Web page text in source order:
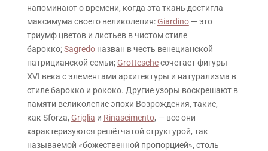
напоминают о времени, когда эта ткань достигла
максимума своего великолепия:Giardino— это
триумф цветов и листьев в чистом стиле
барокко;Sagredoназван в честь венецианской
патрицианской семьи;Grottescheсочетает фигуры
XVI века с элементами архитектуры и натурализма в
стиле барокко и рококо. Другие узоры воскрешают в
памяти великолепие эпохи Возрождения, такие,
как Sforza, Griglia и Rinascimento, — все они
характеризуются решётчатой ​структурой, так
называемой «божественной пропорцией», столь